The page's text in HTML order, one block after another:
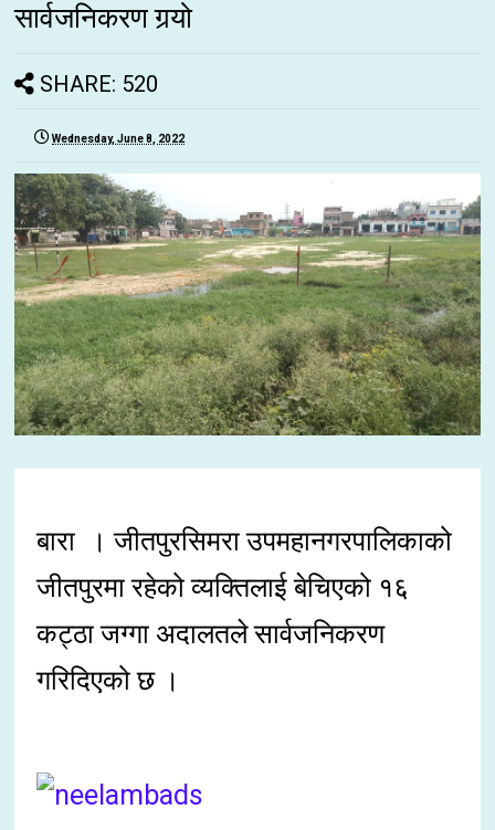
सार्वजनिकरण गर्‍यो
SHARE: 520
Wednesday, June 8, 2022
बारा । जीतपुरसिमरा उपमहानगरपालिकाको
जीतपुरमा रहेको व्यक्तिलाई बेचिएको १६
कट्ठा जग्गा अदालतले सार्वजनिकरण
गरिदिएको छ ।